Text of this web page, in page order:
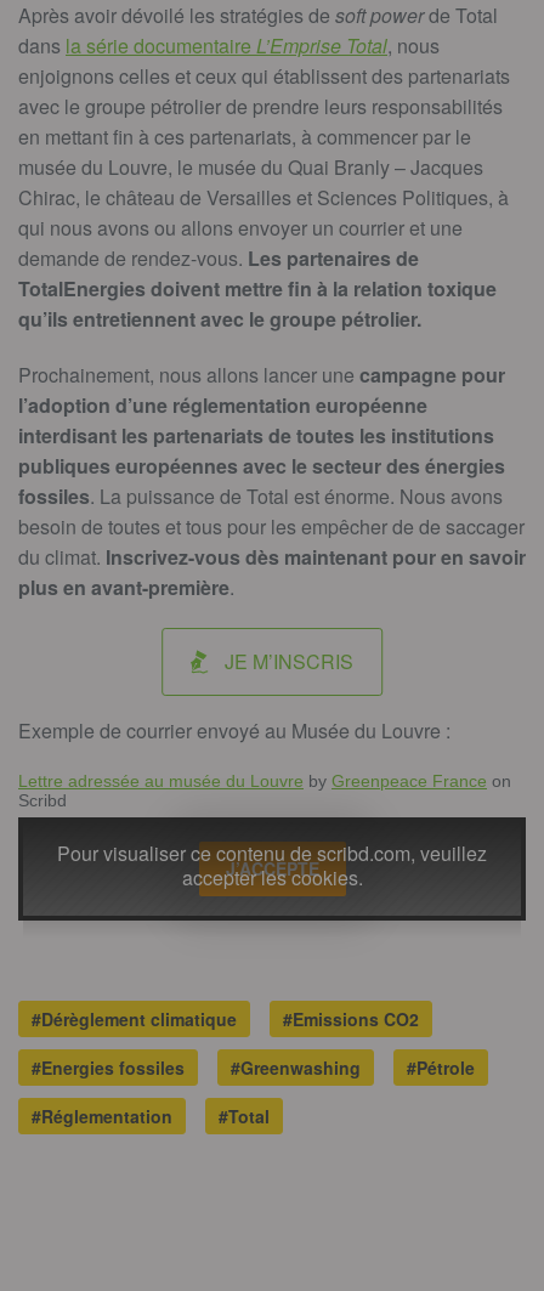
Après avoir dévoilé les stratégies de soft powerde Total
dans la série documentaire L’Emprise Total, nous
enjoignons celles et ceux qui établissent des partenariats
avec le groupe pétrolier de prendre leurs responsabilités
en mettant fin à ces partenariats, à commencer par le
musée du Louvre, le musée du Quai Branly – Jacques
Chirac, le château de Versailles et Sciences Politiques, à
qui nous avons ou allons envoyer un courrier et une
demande de rendez-vous. Les partenaires de
TotalEnergies doivent mettre fin à la relation toxique
qu’ils entretiennent avec le groupe pétrolier.
Prochainement, nous allons lancer une campagne pour
l’adoption d’une réglementation européenne
interdisant les partenariats de toutes les institutions
publiques européennes avec le secteur des énergies
fossiles. La puissance de Total est énorme. Nous avons
besoin de toutes et tous pour les empêcher de de saccager
du climat. Inscrivez-vous dès maintenant pour en savoir
plus en avant-première.
JE M’INSCRIS
Exemple de courrier envoyé au Musée du Louvre :
Lettre adressée au musée du Louvre by Greenpeace France on
Scribd
Pour visualiser ce contenu de scribd.com, veuillez
accepter les cookies.
J’ACCEPTE
#Dérèglement climatique
#Emissions CO2
#Energies fossiles
#Greenwashing
#Pétrole
#Réglementation
#Total